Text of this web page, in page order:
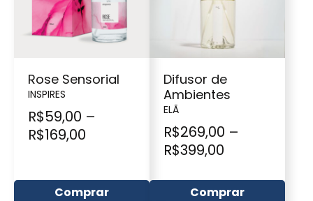
Rose Sensorial
INSPIRES
R$59,00 –
R$169,00
Comprar
Difusor de
Ambientes
ELÃ
R$269,00 –
R$399,00
Comprar